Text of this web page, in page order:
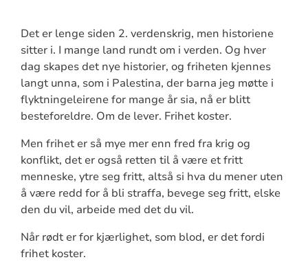
Det er lenge siden 2. verdenskrig, men historiene
sitter i. I mange land rundt om i verden. Og hver
dag skapes det nye historier, og friheten kjennes
langt unna, som i Palestina, der barna jeg møtte i
flyktningeleirene for mange år sia, nå er blitt
besteforeldre. Om de lever. Frihet koster.
Men frihet er så mye mer enn fred fra krig og
konflikt, det er også retten til å være et fritt
menneske, ytre seg fritt, altså si hva du mener uten
å være redd for å bli straffa, bevege seg fritt, elske
den du vil, arbeide med det du vil.
Når rødt er for kjærlighet, som blod, er det fordi
frihet koster.